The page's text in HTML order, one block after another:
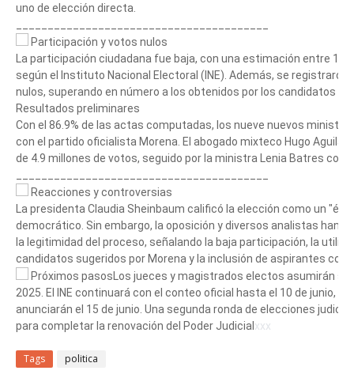
uno de elección directa.
Participación y votos nulos
La participación ciudadana fue baja, con una estimación entre
según el Instituto Nacional Electoral (INE). Además, se
nulos, superando en número a los obtenidos por los candidatos
Resultados preliminares
Con el 86.9% de las actas computadas, los nueve nuevos
con el partido oficialista Morena. El abogado mixteco Hugo
de 4.9 millones de votos, seguido por la ministra Lenia Batres con
Reacciones y controversias
La presidenta Claudia Sheinbaum calificó la elección como un
democrático. Sin embargo, la oposición y diversos analistas han
la legitimidad del proceso, señalando la baja participación, la
candidatos sugeridos por Morena y la inclusión de aspirantes
Próximos pasosLos jueces y magistrados electos asumirán
2025. El INE continuará con el conteo oficial hasta el 10 de junio,
anunciarán el 15 de junio. Una segunda ronda de elecciones
para completar la renovación del Poder Judicialxxx
Tags politica